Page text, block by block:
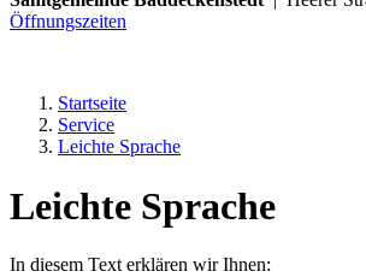
Öffnungszeiten
Startseite
Service
Leichte Sprache
Leichte Sprache
In diesem Text erklären wir Ihnen: